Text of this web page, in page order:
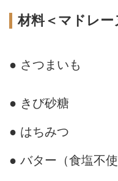
材料＜マドレー
● さつまいも
● きび砂糖
● はちみつ
● バター（食塩不使